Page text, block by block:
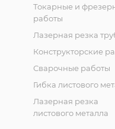
Токарные и
работы
Лазерная резка
Конструкторские
Сварочные работы
Гибка листового
Лазерная резка
листового металла